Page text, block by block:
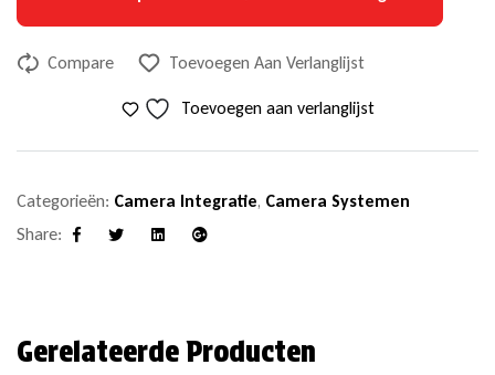
Compare Toevoegen Aan Verlanglijst
Toevoegen aan verlanglijst
Categorieën: Camera Integratie, Camera Systemen
Share:
Facebook LinkedinGoogle+
Gerelateerde Producten